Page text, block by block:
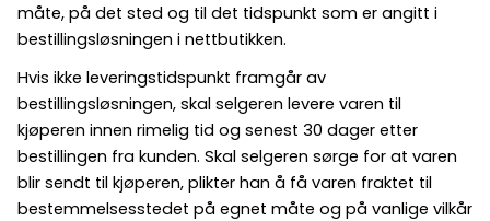
måte, på det sted og til det tidspunkt som er angitt i
bestillingsløsningen i nettbutikken.
Hvis ikke leveringstidspunkt framgår av
bestillingsløsningen, skal selgeren levere varen til
kjøperen innen rimelig tid og senest 30 dager etter
bestillingen fra kunden. Skal selgeren sørge for at varen
blir sendt til kjøperen, plikter han å få varen fraktet til
bestemmelsesstedet på egnet måte og på vanlige vilkår